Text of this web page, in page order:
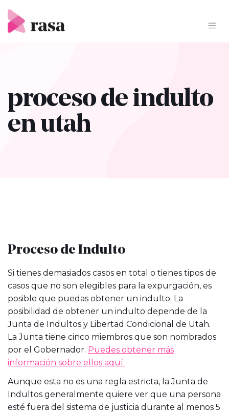
to
content
proceso de indulto
en utah
Proceso de Indulto
Si tienes demasiados casos en total o tienes tipos de
casos que no son elegibles para la expurgación, es
posible que puedas obtener un indulto. La
posibilidad de obtener un indulto depende de la
Junta de Indultos y Libertad Condicional de Utah.
La Junta tiene cinco miembros que son nombrados
por el Gobernador. Puedes obtener más
información sobre ellos aquí.
Aunque esta no es una regla estricta, la Junta de
Indultos generalmente quiere ver que una persona
esté fuera del sistema de justicia durante al menos 5